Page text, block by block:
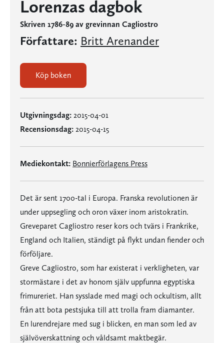
Lorenzas dagbok
Skriven 1786-89 av grevinnan Cagliostro
Författare: Britt Arenander
Köp boken
Utgivningsdag: 2015-04-01
Recensionsdag: 2015-04-15
Mediekontakt: Bonnierförlagens Press
Det är sent 1700-tal i Europa. Franska revolutionen är
under uppsegling och oron växer inom aristokratin.
Greveparet Cagliostro reser kors och tvärs i Frankrike,
England och Italien, ständigt på flykt undan fiender och
förföljare.
Greve Cagliostro, som har existerat i verkligheten, var
stormästare i det av honom själv uppfunna egyptiska
frimureriet. Han sysslade med magi och ockultism, allt
från att bota pestsjuka till att trolla fram diamanter.
En lurendrejare med sug i blicken, en man som led av
självöverskattning och våldsamt maktbegär.